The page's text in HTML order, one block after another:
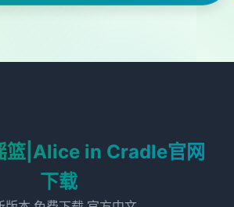
篮|Alice in Cradle官网
下载